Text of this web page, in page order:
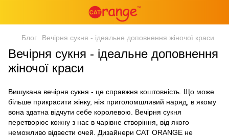
Блог Вечірня сукня - ідеальне доповнення жіночої краси
Вечірня сукня - ідеальне доповнення
жіночої краси
Вишукана вечірня сукня - це справжня коштовність. Що може
більше прикрасити жінку, ніж приголомшливий наряд, в якому
вона здатна відчути себе королевою. Вечірня сукня
перетворює кожну з нас в чарівне створіння, від якого
неможливо відвести очей. Дизайнери CАТ ORANGE не